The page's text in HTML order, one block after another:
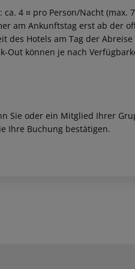
4 ¤ pro Person/Nacht (max.
am Ankunftstag erst ab der
des Hotels am Tag der
Out können je nach
Sie oder ein Mitglied Ihrer
Ihre Buchung bestätigen.